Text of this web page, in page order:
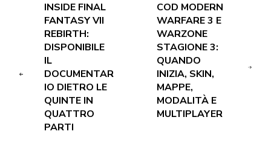
INSIDE FINAL
FANTASY VII
REBIRTH:
DISPONIBILE
IL
DOCUMENTAR
IO DIETRO LE
QUINTE IN
QUATTRO
PARTI
COD MODERN
WARFARE 3 E
WARZONE
STAGIONE 3:
QUANDO
INIZIA, SKIN,
MAPPE,
MODALITÀ E
MULTIPLAYER